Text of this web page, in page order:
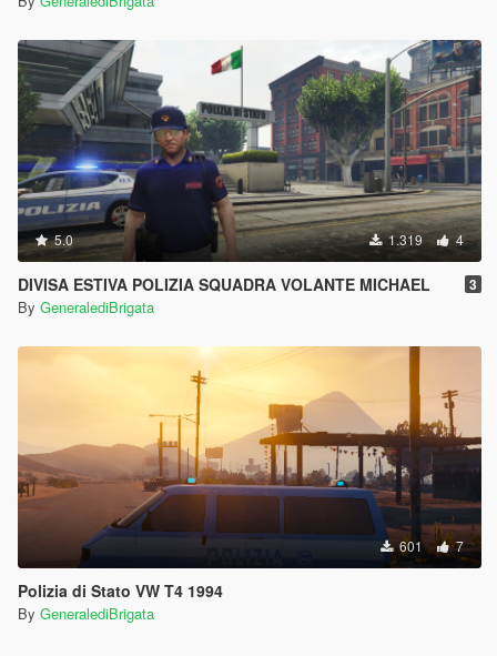
5.0 1.319 4
DIVISA ESTIVA POLIZIA SQUADRA VOLANTE MICHAEL 3
By GeneralediBrigata
601 7
Polizia di Stato VW T4 1994
By GeneralediBrigata